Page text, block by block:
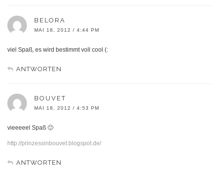
BELORA
MAI 18, 2012 / 4:44 PM
viel Spaß, es wird bestimmt voll cool (:
ANTWORTEN
BOUVET
MAI 18, 2012 / 4:53 PM
vieeeeel Spaß 🙂
http://prinzessinbouvet.blogspot.de/
ANTWORTEN